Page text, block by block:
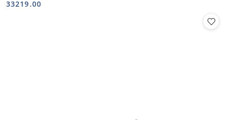
Cena:
Cena:
33219.00